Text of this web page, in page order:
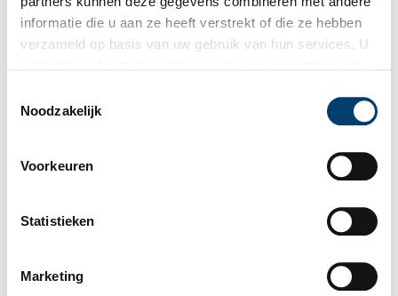
informatie die u aan ze heeft verstrekt of die ze hebben
verzameld op basis van uw gebruik van hun services. U
Noodzakelijk
Voorkeuren
Statistieken
Marketing